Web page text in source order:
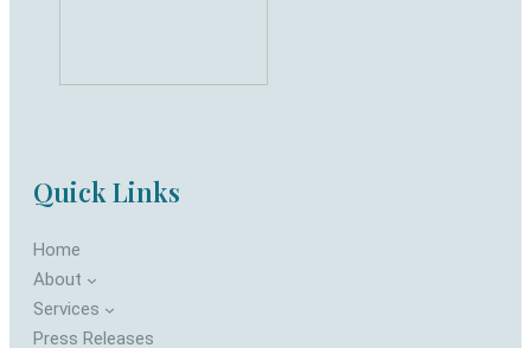
Quick Links
Home
About
Services
Press Releases